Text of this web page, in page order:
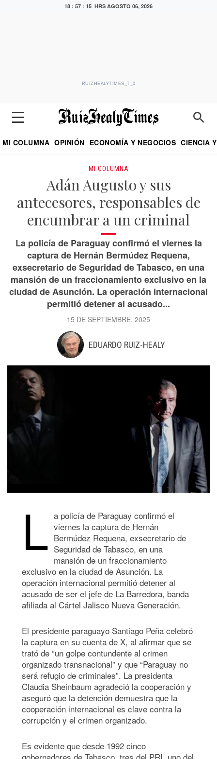
18 : 57 : 16 HRS AGOSTO 06, 2026
RUIZHEALYTIMES_T_0
MI COLUMNA OPINIÓN ECONOMÍA Y NEGOCIOS CIENCIA
MI COLUMNA
Adán Augusto y sus
antecesores, responsables de
encumbrar a un criminal
La policía de Paraguay confirmó el viernes la
captura de Hernán Bermúdez Requena,
exsecretario de Seguridad de Tabasco, en una
mansión de un fraccionamiento exclusivo en la
ciudad de Asunción. La operación internacional
permitió detener al acusado...
15 DE SEPTIEMBRE, 2025
EDUARDO RUIZ-HEALY
L a policía de Paraguay confirmó el
viernes la captura de Hernán
Bermúdez Requena, exsecretario de
Seguridad de Tabasco, en una
mansión de un fraccionamiento
exclusivo en la ciudad de Asunción. La
operación internacional permitió detener al
acusado de ser el jefe de La Barredora, banda
afiliada al Cártel Jalisco Nueva Generación.
El presidente paraguayo Santiago Peña celebró
la captura en su cuenta de X, al afirmar que se
trató de “un golpe contundente al crimen
organizado transnacional” y que “Paraguay no
será refugio de criminales”. La presidenta
Claudia Sheinbaum agradeció la cooperación y
aseguró que la detención demuestra que la
cooperación internacional es clave contra la
corrupción y el crimen organizado.
Es evidente que desde 1992 cinco